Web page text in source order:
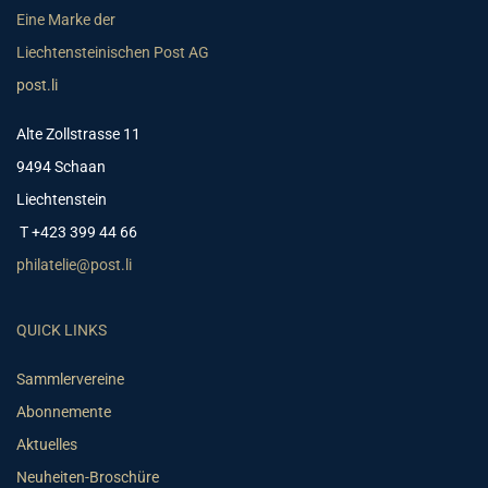
Eine Marke der
Liechtensteinischen Post AG
post.li
Alte Zollstrasse 11
9494 Schaan
Liechtenstein
T +423 399 44 66
philatelie@post.li
QUICK LINKS
Sammlervereine
Abonnemente
Aktuelles
Neuheiten-Broschüre